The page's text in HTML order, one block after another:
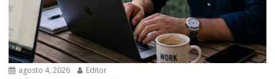
agosto 4, 2026 Editor